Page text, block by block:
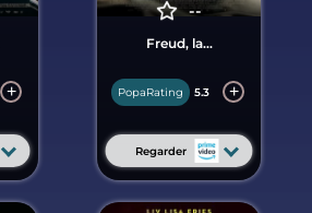
--
Freud, la...
PopaRating 5.3
Regarder